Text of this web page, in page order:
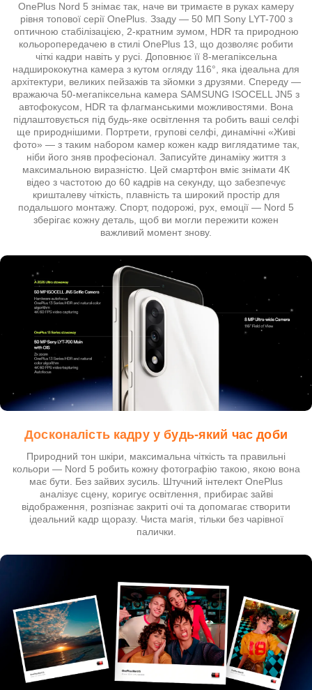
OnePlus Nord 5 знімає так, наче ви тримаєте в руках камеру
рівня топової серії OnePlus. Ззаду — 50 МП Sony LYT-700 з
оптичною стабілізацією, 2-кратним зумом, HDR та природною
кольоропередачею в стилі OnePlus 13, що дозволяє робити
чіткі кадри навіть у русі. Доповнює її 8-мегапіксельна
надширококутна камера з кутом огляду 116°, яка ідеальна для
архітектури, великих пейзажів та зйомки з друзями. Спереду —
вражаюча 50-мегапіксельна камера SAMSUNG ISOCELL JN5 з
автофокусом, HDR та флагманськими можливостями. Вона
підлаштовується під будь-яке освітлення та робить ваші селфі
ще природнішими. Портрети, групові селфі, динамічні «Живі
фото» — з таким набором камер кожен кадр виглядатиме так,
ніби його зняв професіонал. Записуйте динаміку життя з
максимальною виразністю. Цей смартфон вміє знімати 4К
відео з частотою до 60 кадрів на секунду, що забезпечує
кришталеву чіткість, плавність та широкий простір для
подальшого монтажу. Спорт, подорожі, рух, емоції — Nord 5
зберігає кожну деталь, щоб ви могли пережити кожен
важливий момент знову.
Досконалість кадру у будь-який час доби
Природний тон шкіри, максимальна чіткість та правильні
кольори — Nord 5 робить кожну фотографію такою, якою вона
має бути. Без зайвих зусиль. Штучний інтелект OnePlus
аналізує сцену, коригує освітлення, прибирає зайві
відображення, розпізнає закриті очі та допомагає створити
ідеальний кадр щоразу. Чиста магія, тільки без чарівної
палички.